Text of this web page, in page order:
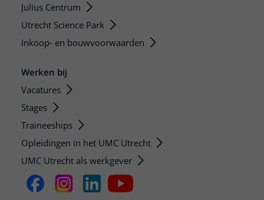
Julius Centrum
Utrecht Science Park
Inkoop- en bouwvoorwaarden
Werken bij
Vacatures
Stages
Traineeships
Opleidingen in het UMC Utrecht
UMC Utrecht als werkgever